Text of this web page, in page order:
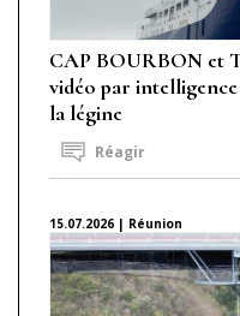
CAP BOURBON et
vidéo par
la légine
Réagir
15.07.2026 | Réunion